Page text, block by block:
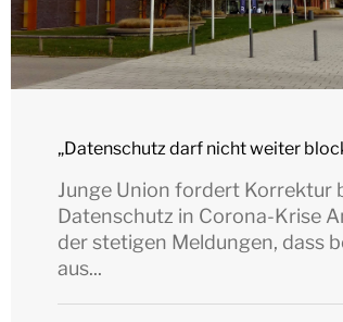
„Datenschutz darf nicht weiter
Junge Union fordert Korrektur
Datenschutz in Corona-Krise
der stetigen Meldungen, dass
aus...